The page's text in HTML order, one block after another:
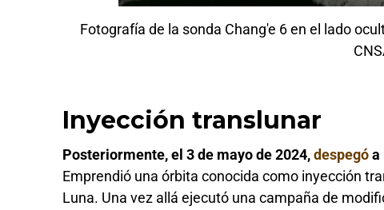
Fotografía de la sonda Chang'e 6 en el lado
Inyección translunar
Posteriormente, el 3 de mayo de 2024,despegóa
Emprendió una órbita conocida como inyección
Luna. Una vez allá ejecutó una campaña de